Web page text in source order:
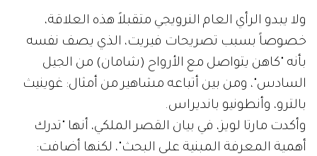
ولا يبدو الرأي العام النرويجي متقبلاً هذه العلاقة،
خصوصاً بسبب تصريحات فيريت، الذي يصف نفسه
بأنه "كاهن يتواصل مع الأرواح (شامان) من الجيل
السادس"، ومن بين أتباعه مشاهير من أمثال: غوينيث
بالترو، وأنطونيو بانديراس.
وأكدت مارتا لويز، في بيان القصر الملكي، أنها "تدرك
أهمية المعرفة المبنية على البحث"، لكنها أضافت: